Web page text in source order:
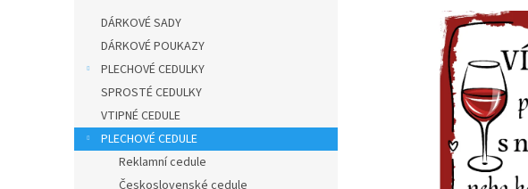
a
n
DÁRKOVÉ SADY
DÁRKOVÉ POUKAZY
PLECHOVÉ CEDULKY
SPROSTÉ CEDULKY
VTIPNÉ CEDULE
PLECHOVÉ CEDULE
Reklamní cedule
Československé cedule